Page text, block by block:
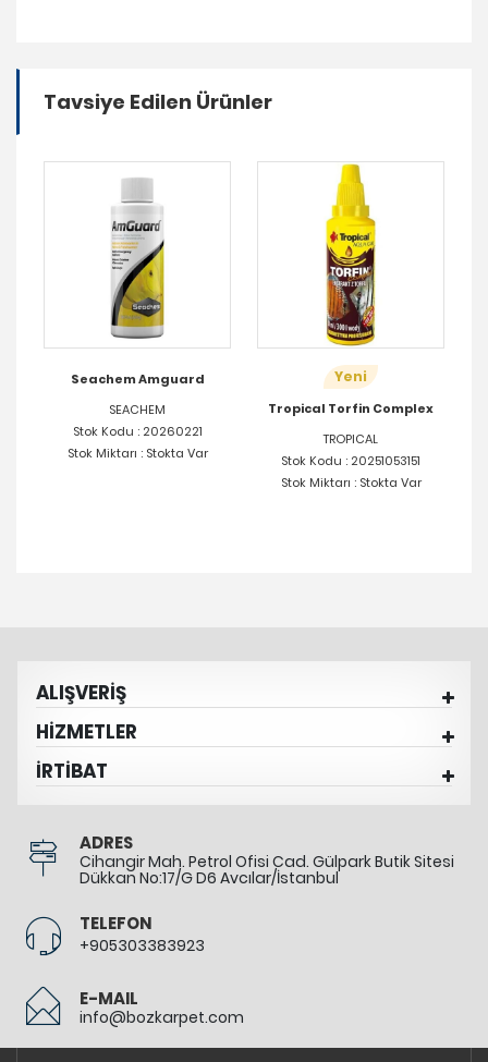
Tavsiye Edilen Ürünler
Yeni
Tropical Torfin Complex
TROPICAL
Stok Kodu : 20251053151
Tropica Akvaryum Su
Stok Kodu : 0623
Stok Miktarı : Stokta Var
ALIŞVERİŞ
HİZMETLER
İRTİBAT
ADRES
Cihangir Mah. Petrol Ofisi Cad. Gülpark Butik Sitesi
Dükkan No:17/G D6 Avcılar/İstanbul
TELEFON
+905303383923
E-MAIL
info@bozkarpet.com